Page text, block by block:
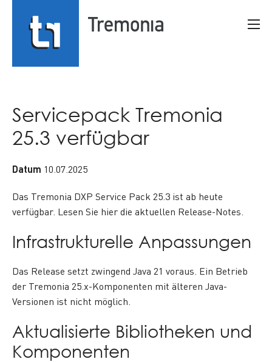
direkt
Inhalt
Suche
Servicepack Tremonia
25.3 verfügbar
Datum 10.07.2025
Das Tremonia DXP Service Pack 25.3 ist ab heute
verfügbar. Lesen Sie hier die aktuellen Release-Notes.
Infrastrukturelle Anpassungen
Das Release setzt zwingend Java 21 voraus. Ein Betrieb
der Tremonia 25.x-Komponenten mit älteren Java-
Versionen ist nicht möglich.
Aktualisierte Bibliotheken und
Komponenten